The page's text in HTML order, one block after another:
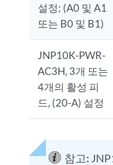
설정; (A0 및 A1
또는 B0 및 B1)
JNP10K-PWR-
AC3H, 3개 또는
4개의 활성 피
드, (20-A) 설정
참고: